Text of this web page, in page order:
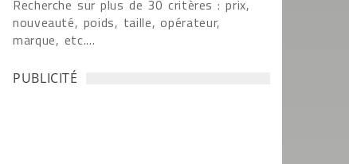
Recherche sur plus de 30 critères : prix,
nouveauté, poids, taille, opérateur,
marque, etc....
PUBLICITÉ